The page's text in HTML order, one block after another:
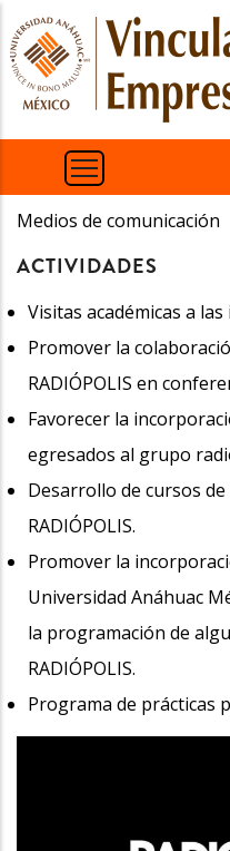
Pasar
al
contenido
principal
Medios de comunicación
ACTIVIDADES
Visitas académicas a
Promover la
RADIÓPOLIS en
Favorecer la
egresados al grupo
Desarrollo de cursos
RADIÓPOLIS.
Promover la
Universidad Anáhuac
la programación de
RADIÓPOLIS.
Programa de prácticas